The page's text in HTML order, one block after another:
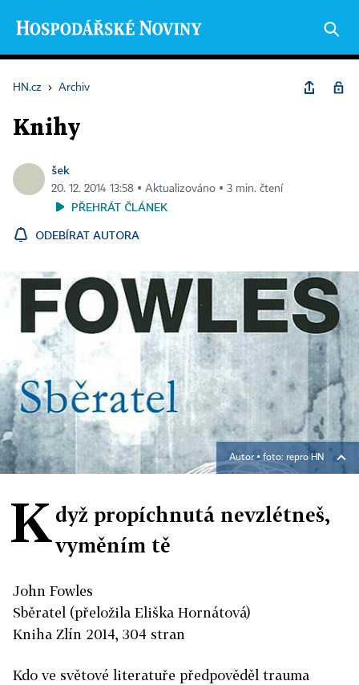
HN.cz › Archiv
Knihy
šek
20. 12. 2014 13:58 ▪ Aktualizováno ▪ 3 min. čtení
PŘEHRÁT ČLÁNEK
ODEBÍRAT AUTORA
Autor ▪ foto: repro HN
K dyž propíchnutá nevzlétneš,
vyměním tě
John Fowles
Sběratel (přeložila Eliška Hornátová)
Kniha Zlín 2014, 304 stran
Kdo ve světové literatuře předpověděl trauma